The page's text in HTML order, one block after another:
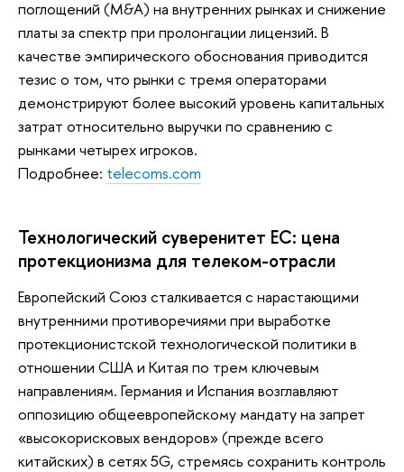
поглощений (M&A) на внутренних рынках и снижение
платы за спектр при пролонгации лицензий. В
качестве эмпирического обоснования приводится
тезис о том, что рынки с тремя операторами
демонстрируют более высокий уровень капитальных
затрат относительно выручки по сравнению с
рынками четырех игроков.
Подробнее: telecoms.com
Технологический суверенитет ЕС: цена
протекционизма для телеком-отрасли
Европейский Союз сталкивается с нарастающими
внутренними противоречиями при выработке
протекционистской технологической политики в
отношении США и Китая по трем ключевым
направлениям. Германия и Испания возглавляют
оппозицию общеевропейскому мандату на запрет
«высокорисковых вендоров» (прежде всего
китайских) в сетях 5G, стремясь сохранить контроль